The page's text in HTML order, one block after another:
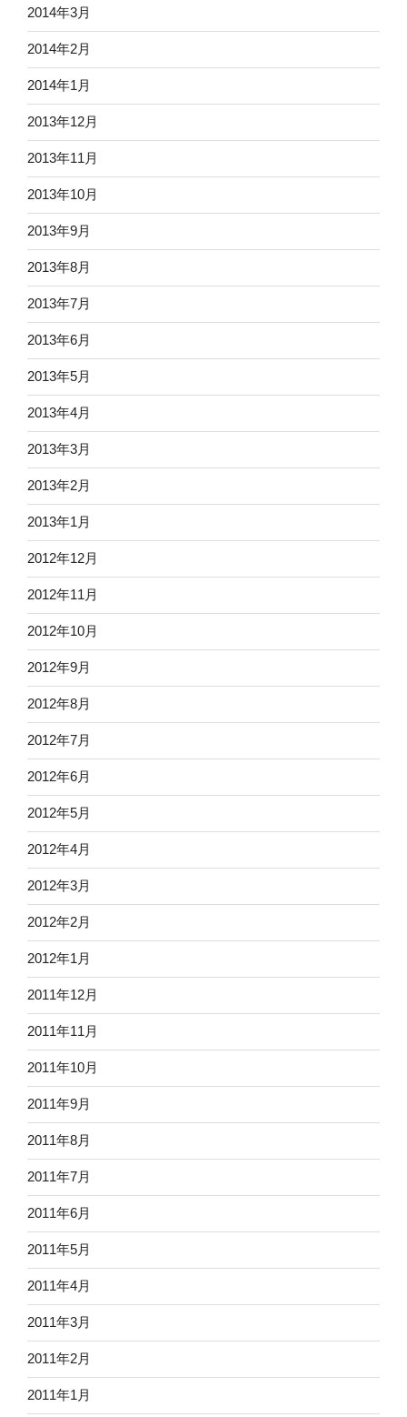
2014年3月
2014年2月
2014年1月
2013年12月
2013年11月
2013年10月
2013年9月
2013年8月
2013年7月
2013年6月
2013年5月
2013年4月
2013年3月
2013年2月
2013年1月
2012年12月
2012年11月
2012年10月
2012年9月
2012年8月
2012年7月
2012年6月
2012年5月
2012年4月
2012年3月
2012年2月
2012年1月
2011年12月
2011年11月
2011年10月
2011年9月
2011年8月
2011年7月
2011年6月
2011年5月
2011年4月
2011年3月
2011年2月
2011年1月